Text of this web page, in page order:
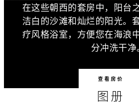
在这些朝西的套房中，阳台
洁白的沙滩和灿烂的阳光。
疗风格浴室，方便您在海浪
分冲洗干净
查看房价
图册